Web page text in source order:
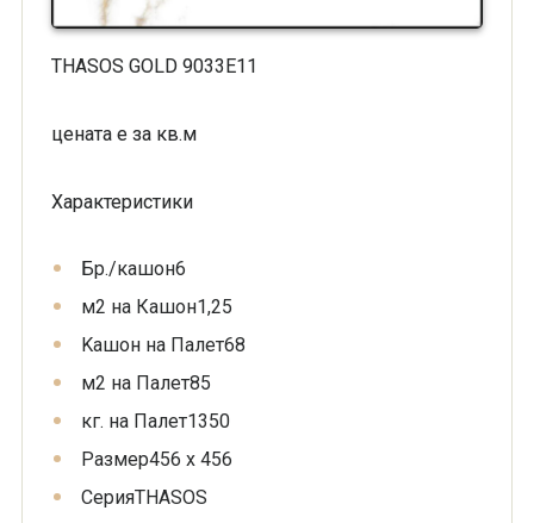
THASOS GOLD 9033E11
цената е за кв.м
Характеристики
Бр./кашон6
м2 на Кашон1,25
Kашон на Палет68
м2 на Палет85
кг. на Палет1350
Размер456 x 456
СерияTHASOS